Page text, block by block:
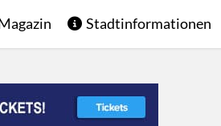
Stadtinformationen